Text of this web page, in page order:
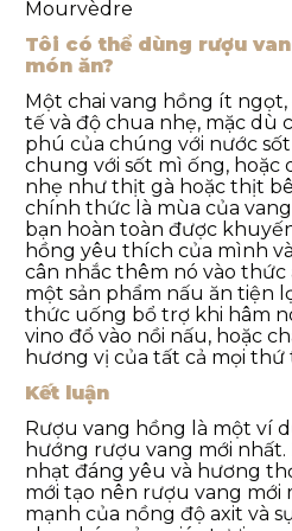
Mourvèdre
Tôi có thể dùng rượu
món ăn?
Một chai vang hồng ít
tế và độ chua nhẹ, mặc dù
phú của chúng với nước
chung với sốt mì ống, hoặc
nhẹ như thịt gà hoặc thịt
chính thức là mùa của
bạn hoàn toàn được
hồng yêu thích của mình
cân nhắc thêm nó vào thức
một sản phẩm nấu ăn tiện
thức uống bổ trợ khi hâm
vino đổ vào nồi nấu, hoặc
hương vị của tất cả mọi
Kết luận
Rượu vang hồng là một ví
hướng rượu vang mới
nhạt đáng yêu và hương
mới tạo nên rượu vang mới
mạnh của nồng độ axit và